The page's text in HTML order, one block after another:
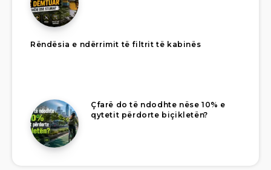
Rëndësia e ndërrimit të filtrit të kabinës
Çfarë do të ndodhte nëse 10% e
qytetit përdorte biçikletën?